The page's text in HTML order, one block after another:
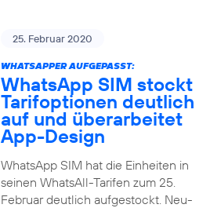
25. Februar 2020
WHATSAPPER AUFGEPASST:
WhatsApp SIM stockt
Tarifoptionen deutlich
auf und überarbeitet
App-Design
WhatsApp SIM hat die Einheiten in
seinen WhatsAll-Tarifen zum 25.
Februar deutlich aufgestockt. Neu-